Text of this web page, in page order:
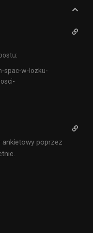
spac-w-lozku-
ankietowy poprzez